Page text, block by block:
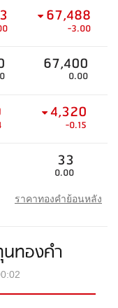
67,488
-3.00
67,400
0.00
4,320
-0.15
33
0.00
ราคาทองคำย้อนหลัง
นทองคำ